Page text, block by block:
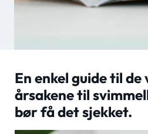
En enkel guide til de
årsakene til
bør få det sjekket.